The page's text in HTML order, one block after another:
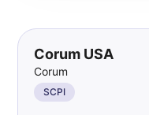
Corum USA
Corum
SCPI